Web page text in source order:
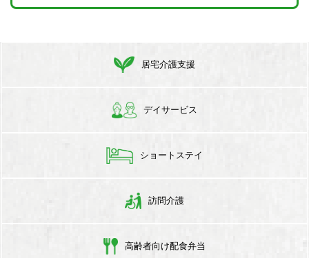
居宅介護支援
デイサービス
ショートステイ
訪問介護
高齢者向け配食弁当